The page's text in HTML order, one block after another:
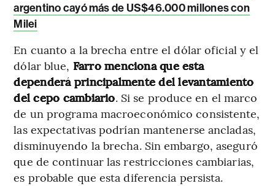
argentino cayó más de US$46.000 millones con
Milei
En cuanto a la brecha entre el dólar oficial y el
dólar blue, Farro menciona que esta
dependerá principalmente del levantamiento
del cepo cambiario. Si se produce en el marco
de un programa macroeconómico consistente,
las expectativas podrían mantenerse ancladas,
disminuyendo la brecha. Sin embargo, aseguró
que de continuar las restricciones cambiarias,
es probable que esta diferencia persista.